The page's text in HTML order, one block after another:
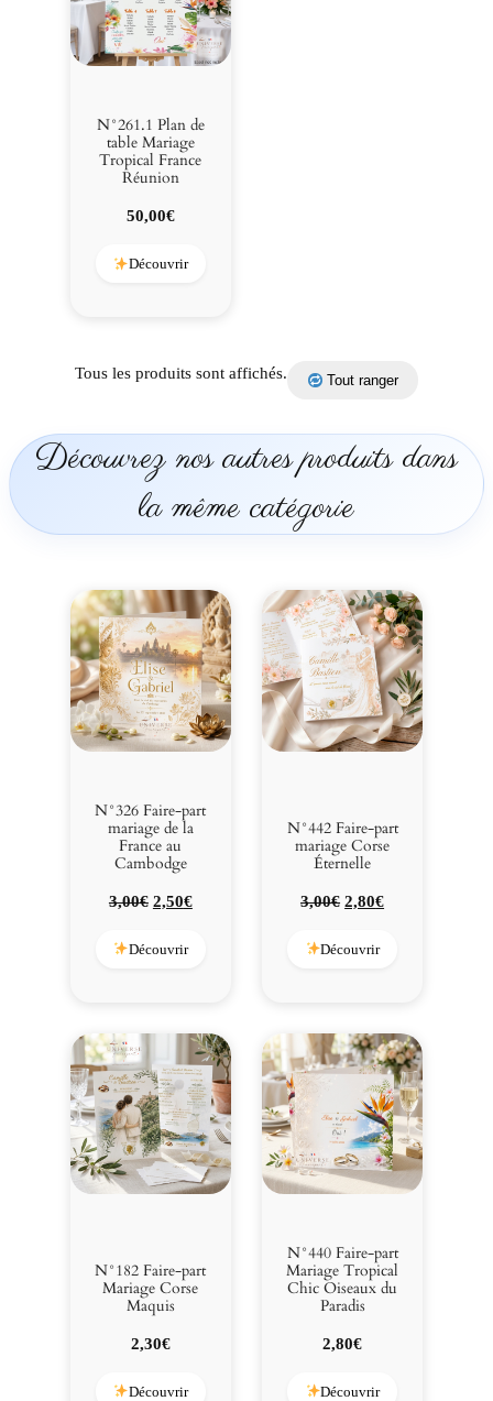
N°261.1 Plan de
table Mariage
Tropical France
Réunion
50,00€
Découvrir
Tous les produits sont affichés. Tout ranger
Découvrez nos autres produits dans
la même catégorie
N°326 Faire-part
mariage de la
France au
Cambodge
3,00€ Le
initial
2,50€Le
Découvrir
N°442 Faire-part
mariage Corse
Éternelle
3,00€ Le
initial
2,80€Le
Découvrir
N°182 Faire-part
Mariage Corse
Maquis
2,30€
Découvrir
N°440 Faire-part
Mariage Tropical
Chic Oiseaux du
Paradis
2,80€
Découvrir